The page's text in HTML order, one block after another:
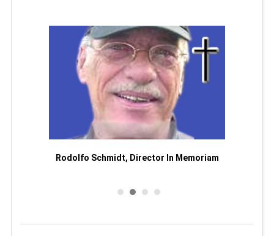
Rodolfo Schmidt, Director In Memoriam